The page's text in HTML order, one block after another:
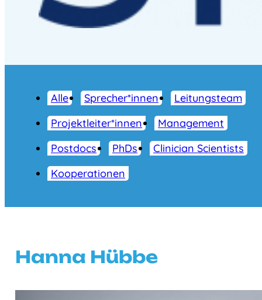
Alle Sprecher*innen
Leitungsteam
Projektleiter*innen
Management
Postdocs
PhDs
Clinician Scientists
Kooperationen
Hanna Hübbe